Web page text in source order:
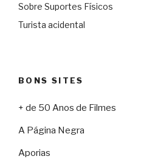
Sobre Suportes Físicos
Turista acidental
BONS SITES
+ de 50 Anos de Filmes
A Página Negra
Aporias